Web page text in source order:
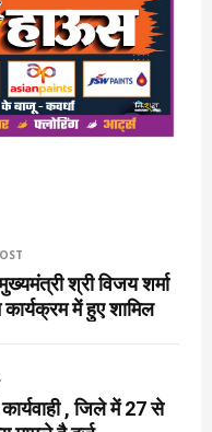
श्री विजय शर्मा
में हुए शामिल
, जिले में 27 से